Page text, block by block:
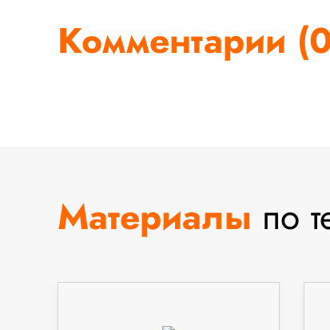
Комментарии (
Материалы по